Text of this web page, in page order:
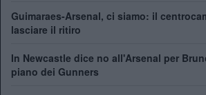
Guimaraes-Arsenal, ci siamo: il
lasciare il ritiro
In Newcastle dice no all'Arsenal per
piano dei Gunners